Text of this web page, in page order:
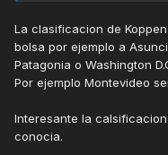
Geiger são
médios anuais e
da precipitação.[3
maiúsculas e
tipos e subtipos
La clasificacion de
bolsa por ejemplo a
Patagonia o Washington
Por ejemplo Montevideo
Interesante la
conocia.